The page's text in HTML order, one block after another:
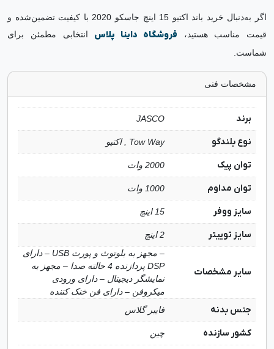
اگر به‌دنبال خرید باند اکتیو 15 اینچ جاسکو 2020 با کیفیت تضمین‌شده و
قیمت مناسب هستید، فروشگاه داینا پلاس انتخابی مطمئن برای
شماست.
مشخصات فنی
برند JASCO
نوع بلندگو Tow Way , اکتیو
توان پیک 2000 وات
توان مداوم 1000 وات
سایز ووفر 15 اینچ
سایز توییتر 2 اینچ
سایر مشخصات
– مجهز به بلوتوث و پورت USB – دارای
DSP پردازنده 4 حالته صدا – مجهز به
نمایشگر دیجیتال – دارای ورودی
میکروفن – دارای فن خنک کننده
جنس بدنه فایبر گلاس
کشور سازنده چین